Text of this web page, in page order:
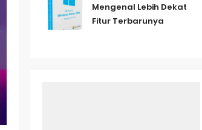
Mengenal Lebih Dekat
Fitur Terbarunya